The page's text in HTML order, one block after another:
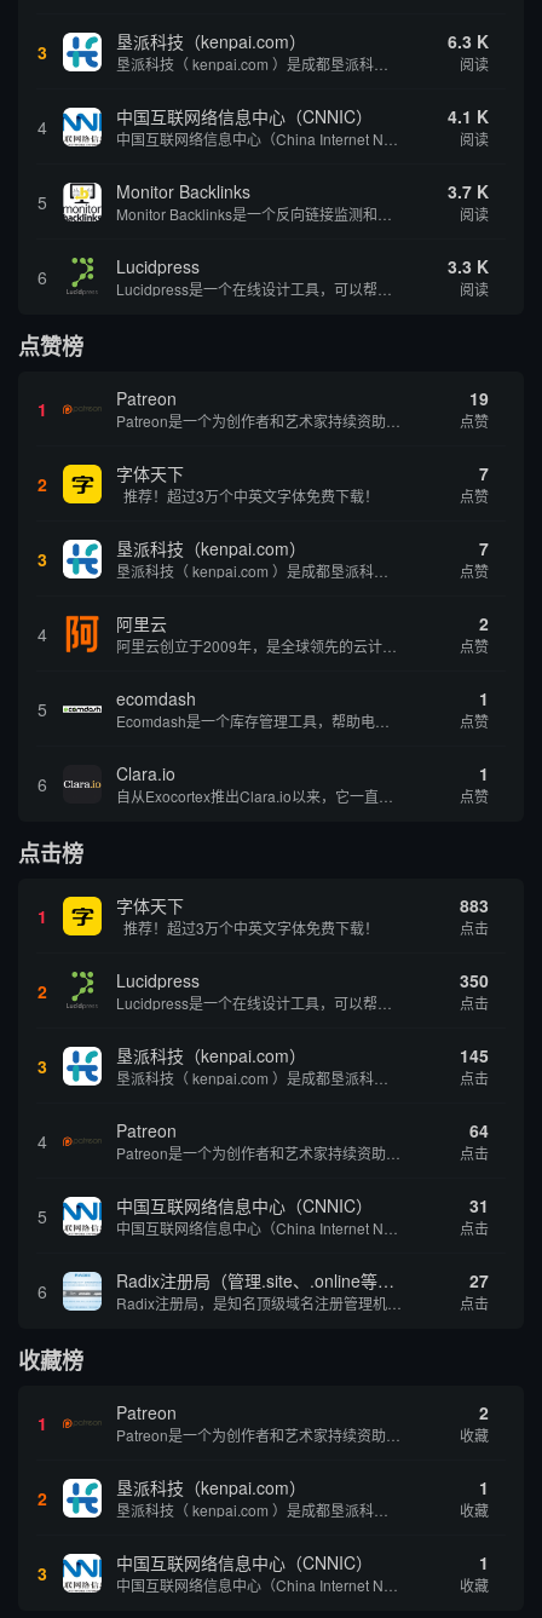
3 垦派科技（kenpai.com） 6.3 K
阅读
4 中国互联网络信息中心（CNNIC） 4.1 K
阅读
5 Monitor Backlinks 3.7 K
阅读
6 Lucidpress 3.3 K
阅读
点赞榜
1 Patreon 19
点赞
2 字体天下
推荐！超过3万个中英文字体免费下载！
7
点赞
3 垦派科技（kenpai.com） 7
点赞
4 阿里云 2
点赞
5 ecomdash 1
点赞
6 Clara.io 1
点赞
点击榜
1 字体天下
推荐！超过3万个中英文字体免费下载！
883
点击
2 Lucidpress 350
点击
3 垦派科技（kenpai.com） 145
点击
4 Patreon 64
点击
5 中国互联网络信息中心（CNNIC） 31
点击
6 Radix注册局（管理.site、.online等顶级域名） 27
点击
收藏榜
1 Patreon 2
收藏
2 垦派科技（kenpai.com） 1
收藏
3 中国互联网络信息中心（CNNIC） 1
收藏